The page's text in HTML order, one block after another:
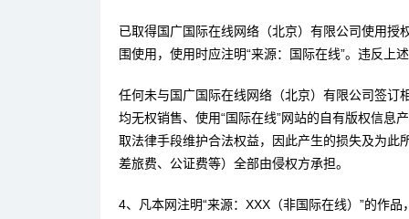
已取得国广国际在线网络（北京）有限公司使用
围使用，使用时应注明“来源：国际在线”。违反上
任何未与国广国际在线网络（北京）有限公司签订
均无权销售、使用“国际在线”网站的自有版权信息
取法律手段维护合法权益，因此产生的损失及为此
差旅费、公证费等）全部由侵权方承担。
4、凡本网注明“来源：XXX（非国际在线）”的作